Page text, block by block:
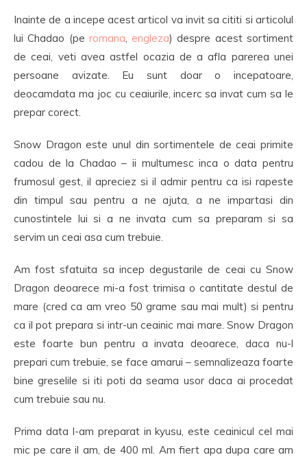
Inainte de a incepe acest articol va invit sa cititi si articolul
lui Chadao (pe romana, engleza) despre acest sortiment
de ceai, veti avea astfel ocazia de a afla parerea unei
persoane avizate. Eu sunt doar o incepatoare,
deocamdata ma joc cu ceaiurile, incerc sa invat cum sa le
prepar corect.
Snow Dragon este unul din sortimentele de ceai primite
cadou de la Chadao – ii multumesc inca o data pentru
frumosul gest, il apreciez si il admir pentru ca isi rapeste
din timpul sau pentru a ne ajuta, a ne impartasi din
cunostintele lui si a ne invata cum sa preparam si sa
servim un ceai asa cum trebuie.
Am fost sfatuita sa incep degustarile de ceai cu Snow
Dragon deoarece mi-a fost trimisa o cantitate destul de
mare (cred ca am vreo 50 grame sau mai mult) si pentru
ca il pot prepara si intr-un ceainic mai mare. Snow Dragon
este foarte bun pentru a invata deoarece, daca nu-l
prepari cum trebuie, se face amarui – semnalizeaza foarte
bine greselile si iti poti da seama usor daca ai procedat
cum trebuie sau nu.
Prima data l-am preparat in kyusu, este ceainicul cel mai
mic pe care il am, de 400 ml. Am fiert apa dupa care am